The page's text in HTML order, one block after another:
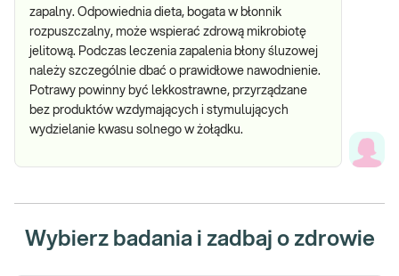
zapalny. Odpowiednia dieta, bogata w błonnik
rozpuszczalny, może wspierać zdrową mikrobiotę
jelitową. Podczas leczenia zapalenia błony śluzowej
należy szczególnie dbać o prawidłowe nawodnienie.
Potrawy powinny być lekkostrawne, przyrządzane
bez produktów wzdymających i stymulujących
wydzielanie kwasu solnego w żołądku.
Wybierz badania i zadbaj o zdrowie